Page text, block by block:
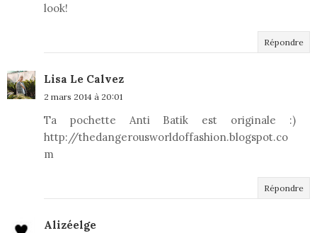
look!
Répondre
Lisa Le Calvez
2 mars 2014 à 20:01
Ta pochette Anti Batik est originale :)
http://thedangerousworldoffashion.blogspot.co
m
Répondre
Alizéelge